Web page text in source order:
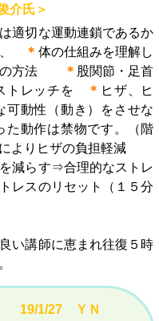
介氏＞
適切な運動連鎖であるか
、 ＊ 体の仕組みを理解し
の方法 ＊ 股関節・足首
トレッチを
＊ ヒザ、ヒ
可動性（動き）をさせな
動作は禁物です。（階
よりヒザの負担軽減
減らす⇒合理的なストレ
レスのリセット（１５分
い講師に恵まれ往復５時
19/1/27 ＹＮ